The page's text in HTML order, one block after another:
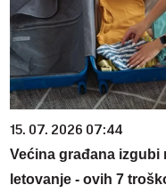
15. 07. 2026 07:44
Većina građana
letovanje - ovih 7